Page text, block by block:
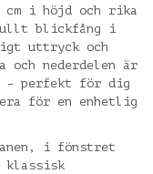
i höjd och rika
blickfång i
uttryck och
nederdelen är
- perfekt för dig
för en enhetlig
i fönstret
klassisk